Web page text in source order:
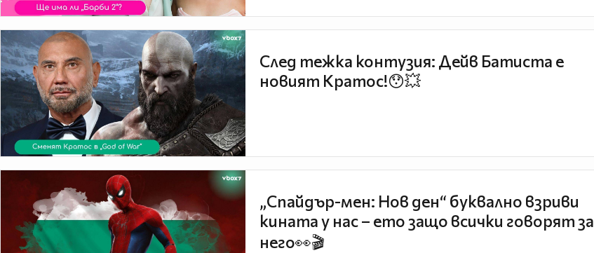
След тежка контузия: Дейв Батиста е
новият Кратос!😯💥
„Спайдър-мен: Нов ден“ буквално взриви
кината у нас – ето защо всички говорят за
него👀🎬